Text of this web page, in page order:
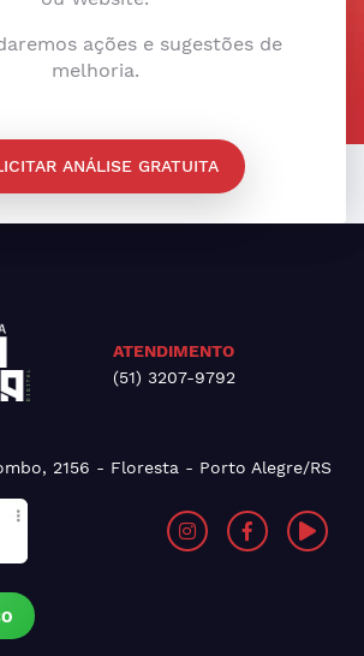
ações e sugestões de
melhoria.
ANÁLISE GRATUITA
ATENDIMENTO
(51) 3207-9792
2156 - Floresta - Porto Alegre/RS